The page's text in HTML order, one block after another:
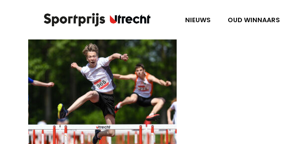
NIEUWS OUD WINNAARS